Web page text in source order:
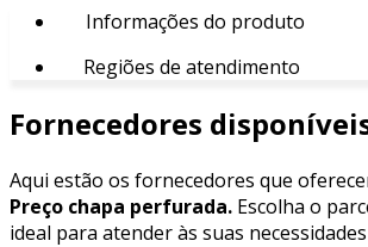
Informações do produto
Regiões de atendimento
Fornecedores
Aqui estão os fornecedores que
Preço chapa perfurada. Escolha o
ideal para atender às suas necessidades